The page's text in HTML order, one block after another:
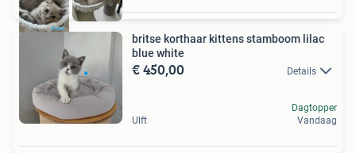
britse korthaar kittens stamboom lilac
blue white
€ 450,00 Details
Ulft
Dagtopper
Vandaag